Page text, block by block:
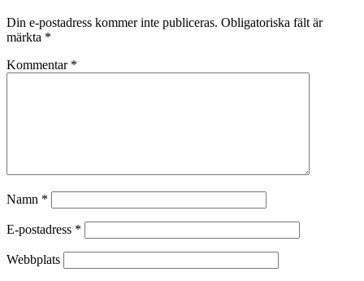
Din e-postadress kommer inte publiceras. Obligatoriska fält är
märkta *
Kommentar *
Namn *
E-postadress *
Webbplats